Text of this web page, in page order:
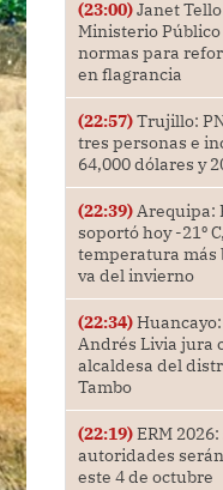
(23:00)Janet
Ministerio
normas para
en flagrancia
(22:57)Trujillo:
tres personas e
64,000 dólares y
(22:39)Arequipa:
soportó hoy -21⁰
temperatura más
va del invierno
(22:34)Huancayo:
Andrés Livia jura
alcaldesa del
Tambo
(22:19)ERM
autoridades
este 4 de octubre